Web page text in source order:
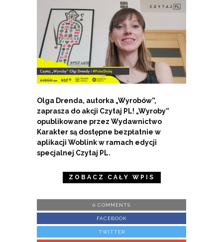
Olga Drenda, autorka „Wyrobów”,
zaprasza do akcji Czytaj PL! „Wyroby”
opublikowane przez Wydawnictwo
Karakter są dostępne bezpłatnie w
aplikacji Woblink w ramach edycji
specjalnej Czytaj PL.
ZOBACZ CAŁY WPIS
0 COMMENTS
FACEBOOK
TWITTER